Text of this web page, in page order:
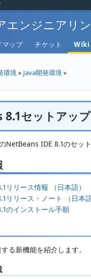
エンジニアリ
マップ チケット Wiki
環境» Java開発環境»
セットアップ
NetBeans IDE 8.1のセッ
リリース情報 （日本語）
リリース・ノート （日本語
のインストール手順
る新機能を紹介します。